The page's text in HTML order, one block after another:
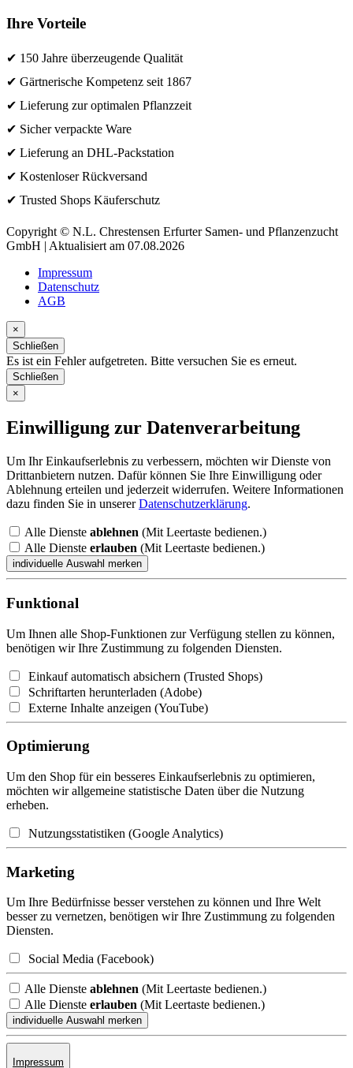
Ihre Vorteile
✔ 150 Jahre überzeugende Qualität
✔ Gärtnerische Kompetenz seit 1867
✔ Lieferung zur optimalen Pflanzzeit
✔ Sicher verpackte Ware
✔ Lieferung an DHL-Packstation
✔ Kostenloser Rückversand
✔ Trusted Shops Käuferschutz
Copyright © N.L. Chrestensen Erfurter Samen- und Pflanzenzucht
GmbH | Aktualisiert am 07.08.2026
Impressum
Datenschutz
AGB
×
Schließen
Es ist ein Fehler aufgetreten. Bitte versuchen Sie es erneut.
Schließen
×
Einwilligung zur Datenverarbeitung
Um Ihr Einkaufserlebnis zu verbessern, möchten wir Dienste von
Drittanbietern nutzen. Dafür können Sie Ihre Einwilligung oder
Ablehnung erteilen und jederzeit widerrufen. Weitere Informationen
dazu finden Sie in unsererDatenschutzerklärung.
Alle Dienste ablehnen (Mit Leertaste bedienen.)
Alle Dienste erlauben (Mit Leertaste bedienen.)
Funktional
Um Ihnen alle Shop-Funktionen zur Verfügung stellen zu können,
benötigen wir Ihre Zustimmung zu folgenden Diensten.
Einkauf automatisch absichern (Trusted Shops)
Schriftarten herunterladen (Adobe)
Externe Inhalte anzeigen (YouTube)
Optimierung
Um den Shop für ein besseres Einkaufserlebnis zu optimieren,
möchten wir allgemeine statistische Daten über die Nutzung
erheben.
Nutzungsstatistiken (Google Analytics)
Marketing
Um Ihre Bedürfnisse besser verstehen zu können und Ihre Welt
besser zu vernetzen, benötigen wir Ihre Zustimmung zu folgenden
Diensten.
Social Media (Facebook)
Alle Dienste ablehnen (Mit Leertaste bedienen.)
Alle Dienste erlauben (Mit Leertaste bedienen.)
Impressum